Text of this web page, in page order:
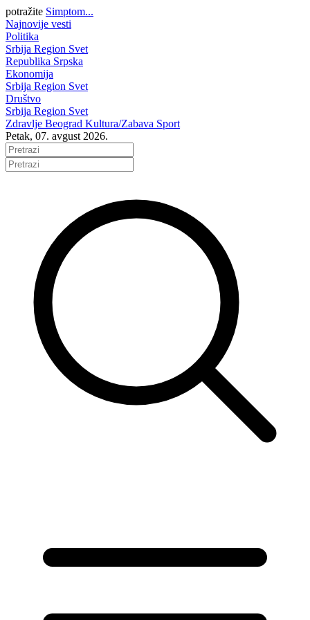
potražite Simptom...
Najnovije vesti
Politika
Srbija Region Svet
Republika Srpska
Ekonomija
Srbija Region Svet
Društvo
Srbija Region Svet
Zdravlje Beograd Kultura/Zabava Sport
Petak, 07. avgust 2026.